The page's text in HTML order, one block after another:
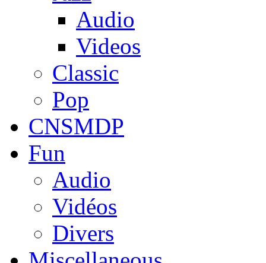
Audio
Videos
Classic
Pop
CNSMDP
Fun
Audio
Vidéos
Divers